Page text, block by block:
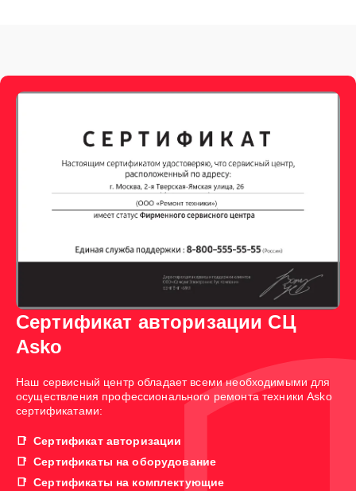
Сертификат авторизации СЦ
Asko
Наш сервисный центр обладает всеми необходимыми для
осуществления профессионального ремонта техники Asko
сертификатами:
Сертификат авторизации
Сертификаты на оборудование
Сертификаты на комплектующие